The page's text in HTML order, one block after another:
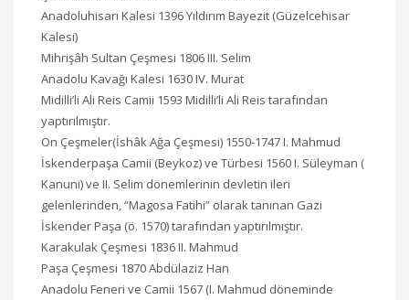
Anadoluhisarı Kalesi 1396 Yıldırım Bayezit (Güzelcehisar
Kalesi)
Mihrişâh Sultan Çeşmesi 1806 III. Selim
Anadolu Kavağı Kalesi 1630 IV. Murat
Midilli’li Ali Reis Camii 1593 Midilli’li Ali Reis tarafından
yaptırılmıştır.
On Çeşmeler(İshâk Ağa Çeşmesi) 1550-1747 I. Mahmud
İskenderpaşa Camii (Beykoz) ve Türbesi 1560 I. Süleyman (
Kanuni) ve II. Selim dönemlerinin devletin ileri
gelenlerinden, “Magosa Fatihi” olarak tanınan Gazi
İskender Paşa (ö. 1570) tarafından yaptırılmıştır.
Karakulak Çeşmesi 1836 II. Mahmud
Paşa Çeşmesi 1870 Abdülaziz Han
Anadolu Feneri ve Camii 1567 (I. Mahmud döneminde